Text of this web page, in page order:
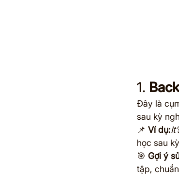
1.
Đây là
sau kỳ
📌 Ví dụ:
học sau
🎯 Gợi ý
tập,